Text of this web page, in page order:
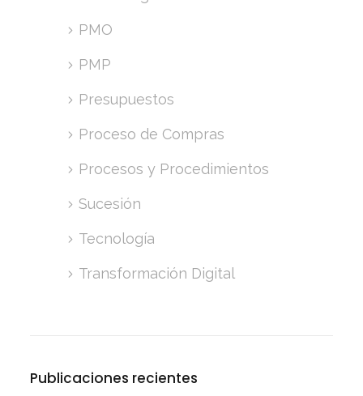
PMO
PMP
Presupuestos
Proceso de Compras
Procesos y Procedimientos
Sucesión
Tecnología
Transformación Digital
Publicaciones recientes